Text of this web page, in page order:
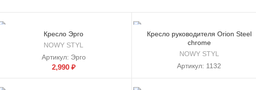
Кресло Эрго
NOWY STYL
Артикул: Эрго
2,990 ₽
Кресло руководителя Orion Steel
chrome
NOWY STYL
Артикул: 1132